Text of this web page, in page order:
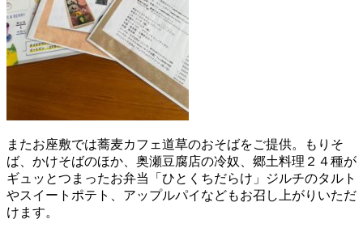
またお座敷では蕎麦カフェ道草のおそばをご提供。もりそ
ば、かけそばのほか、奥瀬豆腐店の冷奴、郷土料理２４種が
ギュッとつまったお弁当「ひとくちだらけ」ジルチのタルト
やスイートポテト、アップルパイなどもお召し上がりいただ
けます。